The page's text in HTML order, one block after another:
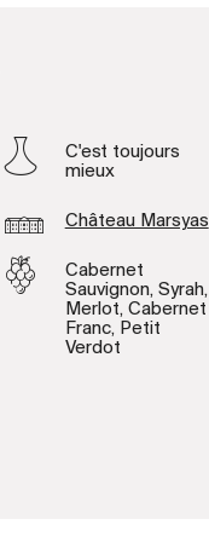
C'est toujours
mieux
Château Marsyas
Cabernet
Sauvignon, Syrah,
Merlot, Cabernet
Franc, Petit
Verdot